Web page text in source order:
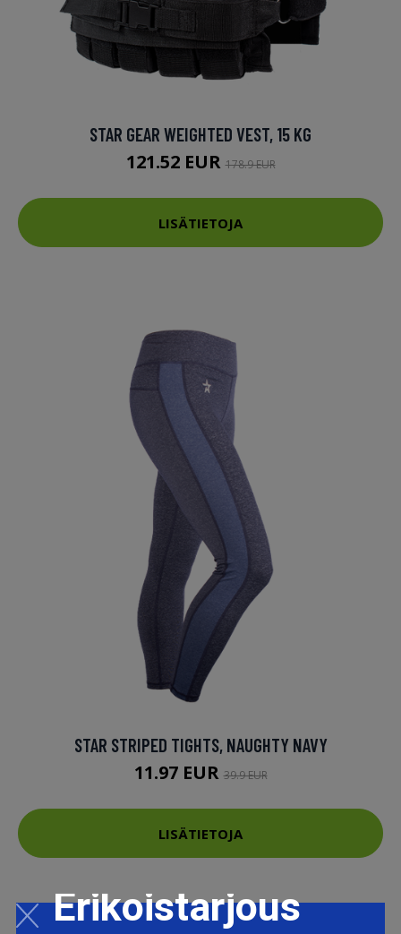
STAR GEAR WEIGHTED VEST, 15 KG
121.52 EUR178.9 EUR
LISÄTIETOJA
STAR STRIPED TIGHTS, NAUGHTY NAVY
11.97 EUR39.9 EUR
LISÄTIETOJA
Erikoistarjous